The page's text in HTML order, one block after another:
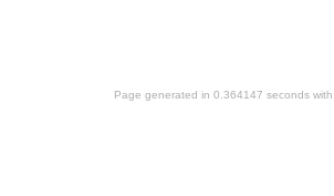
Page generated in 0.364147 seconds